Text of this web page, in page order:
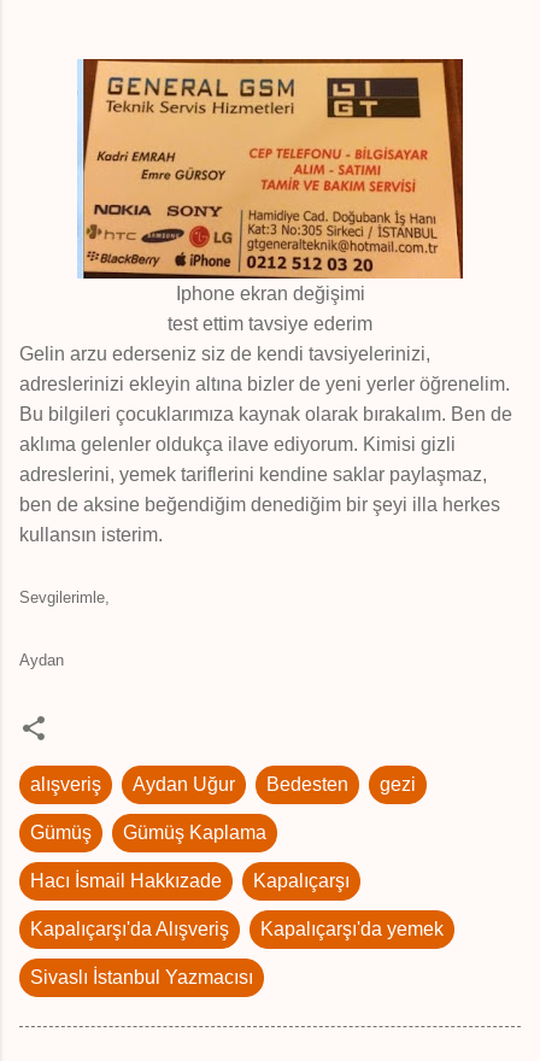
Iphone ekran değişimi
test ettim tavsiye ederim
Gelin arzu ederseniz siz de kendi tavsiyelerinizi,
adreslerinizi ekleyin altına bizler de yeni yerler öğrenelim.
Bu bilgileri çocuklarımıza kaynak olarak bırakalım. Ben de
aklıma gelenler oldukça ilave ediyorum. Kimisi gizli
adreslerini, yemek tariflerini kendine saklar paylaşmaz,
ben de aksine beğendiğim denediğim bir şeyi illa herkes
kullansın isterim.
Sevgilerimle,
Aydan
alışveriş Aydan Uğur Bedesten gezi
Gümüş Gümüş Kaplama
Hacı İsmail Hakkızade Kapalıçarşı
Kapalıçarşı'da Alışveriş Kapalıçarşı'da yemek
Sivaslı İstanbul Yazmacısı